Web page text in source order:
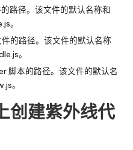
路径。该文件的默认名称和
。
的路径。该文件的默认名称
。
脚本的路径。该文件的默认名
。
创建紫外线代